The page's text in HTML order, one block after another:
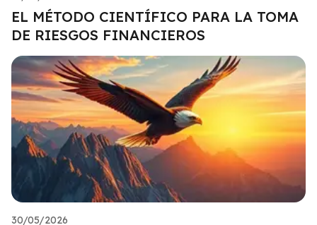
EL MÉTODO CIENTÍFICO PARA LA TOMA
DE RIESGOS FINANCIEROS
30/05/2026